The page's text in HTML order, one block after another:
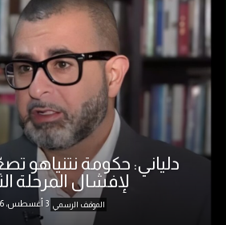
دلياني: حكومة نتنياهو
لإفشال المرحلة
الموقف الرسمي 3 أغسطس، 2026